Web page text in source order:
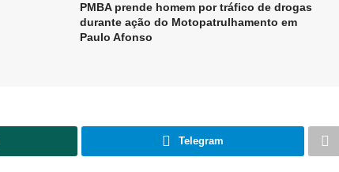
PMBA prende homem por tráfico de drogas
durante ação do Motopatrulhamento em
Paulo Afonso
Telegram